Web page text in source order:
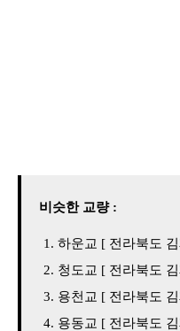
비슷한 교량 :
하운교 [ 전라북도
청도교 [ 전라북도
용천교 [ 전라북도
용동교 [ 전라북도